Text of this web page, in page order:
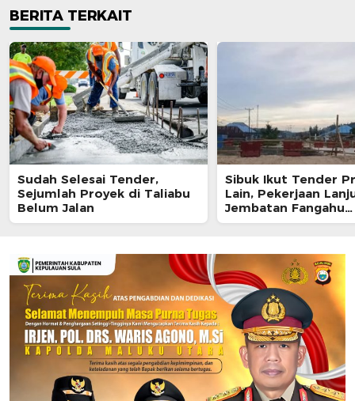
BERITA TERKAIT
Sudah Selesai Tender,
Sejumlah Proyek di Taliabu
Belum Jalan
Sibuk Ikut Tender
Lain, Pekerjaan
Jembatan Fangahu
Terbengkalai